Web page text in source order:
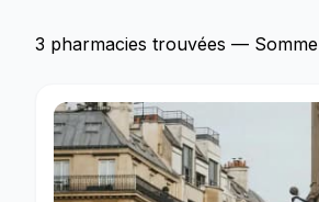
3 pharmacies trouvées — Somme